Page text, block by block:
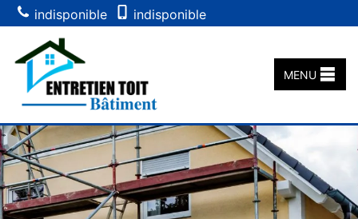
indisponible indisponible
MENU